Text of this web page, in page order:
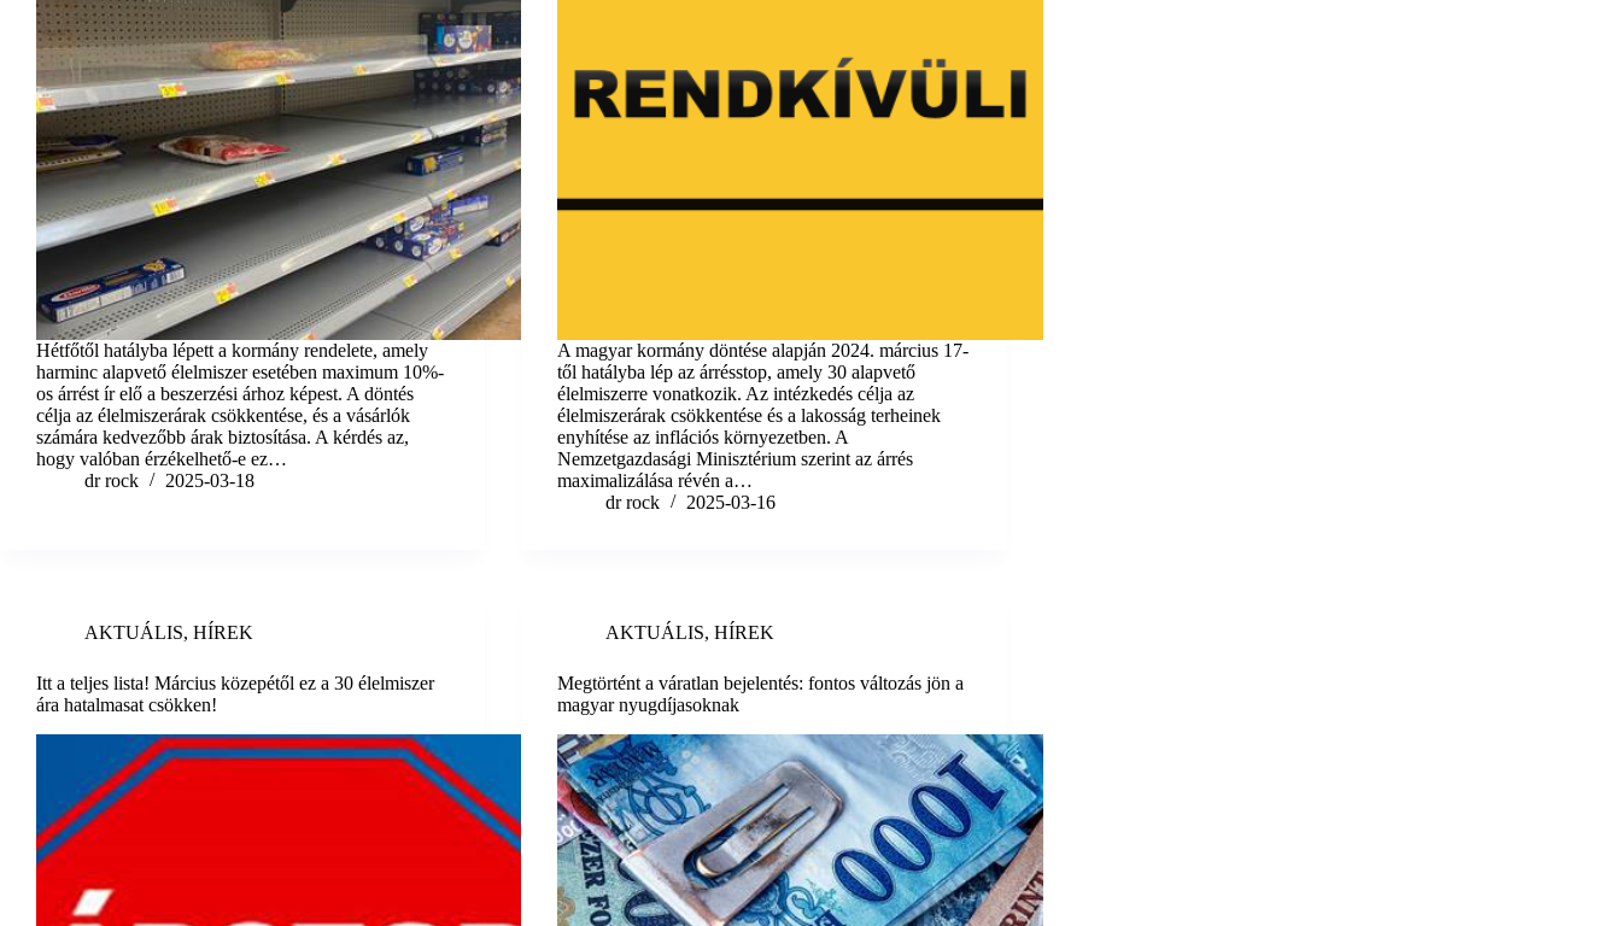
Hétfőtől hatályba lépett a kormány rendelete, amely
harminc alapvető élelmiszer esetében maximum 10%-
os árrést ír elő a beszerzési árhoz képest. A döntés
célja az élelmiszerárak csökkentése, és a vásárlók
számára kedvezőbb árak biztosítása. A kérdés az,
hogy valóban érzékelhető-e ez…
dr rock
2025-03-18
A magyar kormány döntése alapján 2024. március 17-
től hatályba lép az árrésstop, amely 30 alapvető
élelmiszerre vonatkozik. Az intézkedés célja az
élelmiszerárak csökkentése és a lakosság terheinek
enyhítése az inflációs környezetben. A
Nemzetgazdasági Minisztérium szerint az árrés
maximalizálása révén a…
dr rock
2025-03-16
AKTUÁLIS, HÍREK
Itt a teljes lista! Március közepétől ez a 30 élelmiszer
ára hatalmasat csökken!
AKTUÁLIS,HÍREK
Megtörtént a váratlan bejelentés: fontos változás jön a
magyar nyugdíjasoknak